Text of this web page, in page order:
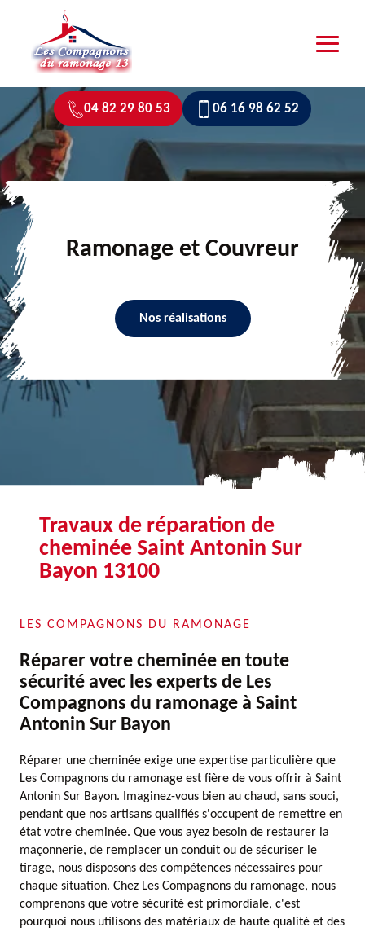
04 82 29 80 53 06 16 98 62 52
Ramonage et Couvreur
Nos réalisations
Travaux de réparation de
cheminée Saint Antonin Sur
Bayon 13100
LES COMPAGNONS DU RAMONAGE
Réparer votre cheminée en toute
sécurité avec les experts de Les
Compagnons du ramonage à Saint
Antonin Sur Bayon
Réparer une cheminée exige une expertise particulière que
Les Compagnons du ramonage est fière de vous offrir à Saint
Antonin Sur Bayon. Imaginez-vous bien au chaud, sans souci,
pendant que nos artisans qualifiés s'occupent de remettre en
état votre cheminée. Que vous ayez besoin de restaurer la
maçonnerie, de remplacer un conduit ou de sécuriser le
tirage, nous disposons des compétences nécessaires pour
chaque situation. Chez Les Compagnons du ramonage, nous
comprenons que votre sécurité est primordiale, c'est
pourquoi nous utilisons des matériaux de haute qualité et des